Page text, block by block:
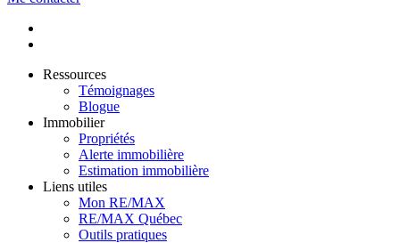
Ressources
Témoignages
Blogue
Immobilier
Propriétés
Alerte immobilière
Estimation immobilière
Liens utiles
Mon RE/MAX
RE/MAX Québec
Outils pratiques